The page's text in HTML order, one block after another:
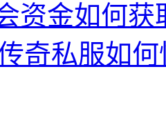
资金如何获
奇私服如